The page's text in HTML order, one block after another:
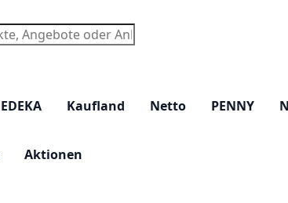
EDEKA Kaufland Netto PENNY
Aktionen